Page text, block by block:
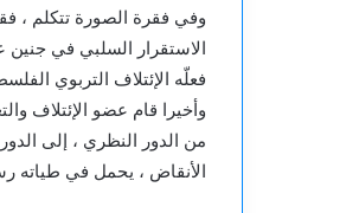
وفي فقرة الصورة تتكلم ،
الاستقرار السلبي في
فعلّه الإئتلاف التربوي
وأخيرا قام عضو الإئتلاف
من الدور النظري ، إلى
الأنقاض ، يحمل في طياته